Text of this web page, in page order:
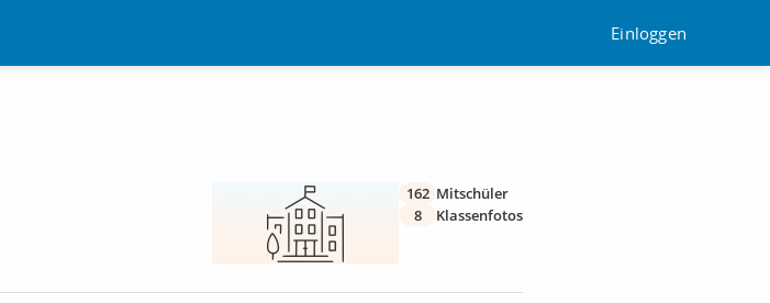
Einloggen
162 Mitschüler
8
Klassenfotos